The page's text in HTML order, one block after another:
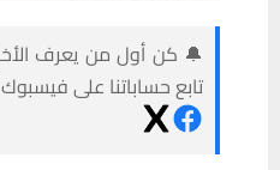
🔔 كن أول من يعرف
تابع حساباتنا على